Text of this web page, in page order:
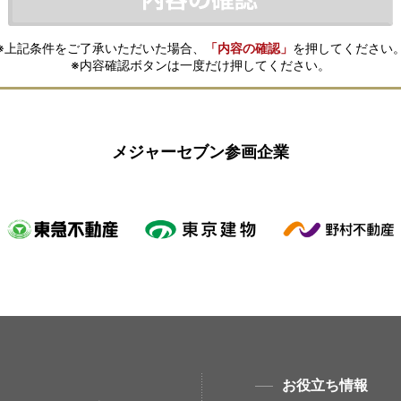
記条件をご了承いただいた場合、 「内容の確認」 を押してください
※内容確認ボタンは一度だけ押してください。
メジャーセブン参画企業
お役立ち情報